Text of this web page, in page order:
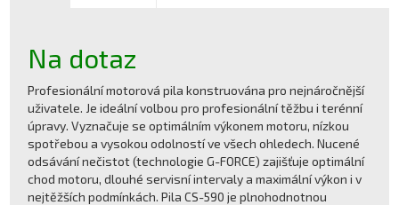
Na dotaz
Profesionální motorová pila konstruována pro nejnáročnější
uživatele. Je ideální volbou pro profesionální těžbu i terénní
úpravy. Vyznačuje se optimálním výkonem motoru, nízkou
spotřebou a vysokou odolností ve všech ohledech. Nucené
odsávání nečistot (technologie G-FORCE) zajišťuje optimální
chod motoru, dlouhé servisní intervaly a maximální výkon i v
nejtěžších podmínkách. Pila CS-590 je plnohodnotnou